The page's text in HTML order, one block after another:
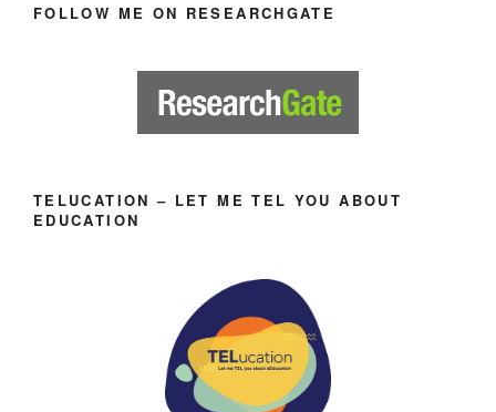
FOLLOW ME ON RESEARCHGATE
TELUCATION – LET ME TEL YOU ABOUT
EDUCATION